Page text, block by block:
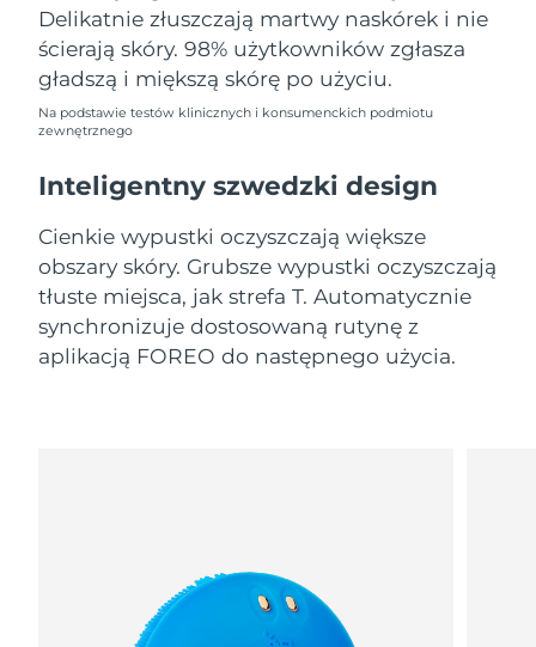
Delikatnie złuszczają martwy naskórek i nie
ścierają skóry. 98% użytkowników zgłasza
gładszą i miększą skórę po użyciu.
Na podstawie testów klinicznych i konsumenckich podmiotu
zewnętrznego
Inteligentny szwedzki design
Cienkie wypustki oczyszczają większe
obszary skóry. Grubsze wypustki oczyszczają
tłuste miejsca, jak strefa T. Automatycznie
synchronizuje dostosowaną rutynę z
aplikacją FOREO do następnego użycia.
Singapur
Oczekiwany czas dostawy
13/8/26
Słowacja
Oczekiwany czas dostawy
Słowenia
Republika
Południowej Afryki
Oczekiwany czas dostawy
19/8/26
Korea Południowa
Oczekiwany czas dostawy
Oczekiwany czas dostawy